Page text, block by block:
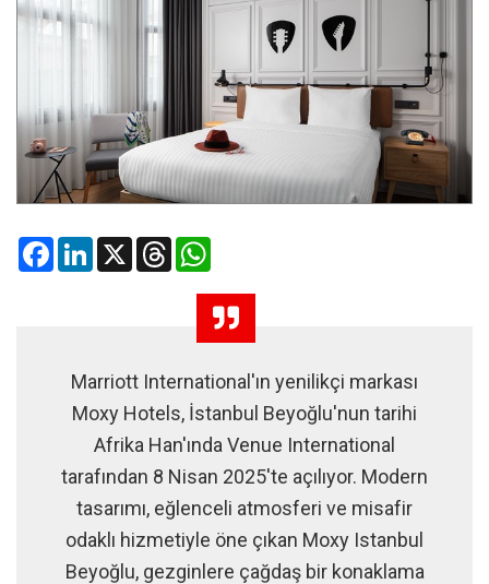
FacebookLinkedIn
X Threads
Marriott International'ın yenilikçi markası
Moxy Hotels, İstanbul Beyoğlu'nun tarihi
Afrika Han'ında Venue International
tarafından 8 Nisan 2025'te açılıyor. Modern
tasarımı, eğlenceli atmosferi ve misafir
odaklı hizmetiyle öne çıkan Moxy Istanbul
Beyoğlu, gezginlere çağdaş bir konaklama